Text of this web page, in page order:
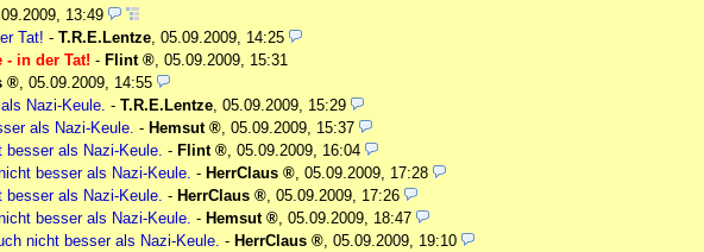
13:49
Tat! - T.R.E.Lentze, 05.09.2009, 14:25
- in der Tat! - Flint , 05.09.2009, 15:31
, 05.09.2009, 14:55
Nazi-Keule. - T.R.E.Lentze, 05.09.2009, 15:29
als Nazi-Keule. - Hemsut , 05.09.2009, 15:37
besser als Nazi-Keule. - Flint , 05.09.2009, 16:04
besser als Nazi-Keule. - HerrClaus , 05.09.2009, 17:28
besser als Nazi-Keule. - HerrClaus , 05.09.2009, 17:26
besser als Nazi-Keule. - Hemsut , 05.09.2009, 18:47
nicht besser als Nazi-Keule. - HerrClaus , 05.09.2009, 19:10